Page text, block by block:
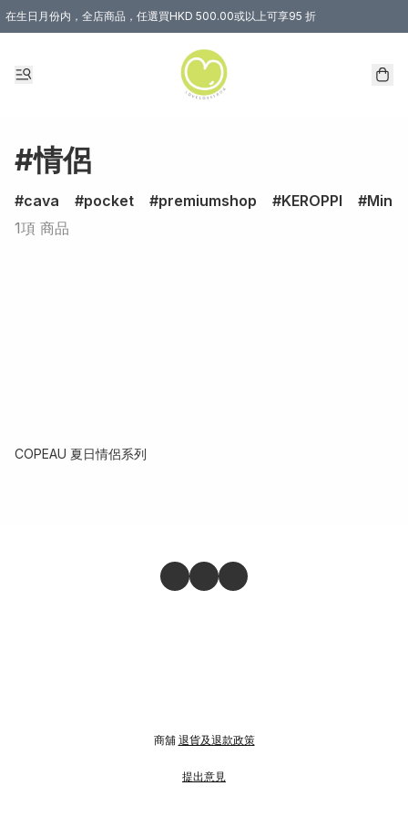
在生日月份内，全店商品，任選買HKD 500.00或以上可享95 折
#情侶
cava pocket premiumshop KEROPPI
1項 商品
COPEAU 夏日情侶系列
商舖 退貨及退款政策
提出意見